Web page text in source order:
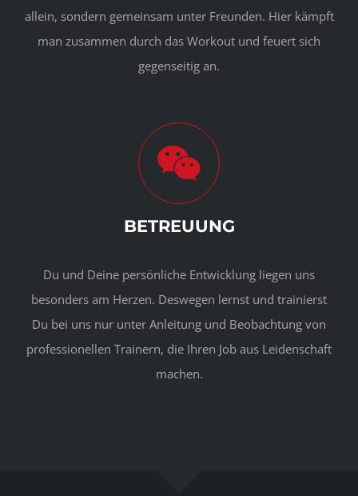
allein, sondern gemeinsam unter Freunden. Hier kämpft
man zusammen durch das Workout und feuert sich
gegenseitig an.
BETREUUNG
Du und Deine persönliche Entwicklung liegen uns
besonders am Herzen. Deswegen lernst und trainierst
Du bei uns nur unter Anleitung und Beobachtung von
professionellen Trainern, die Ihren Job aus Leidenschaft
machen.